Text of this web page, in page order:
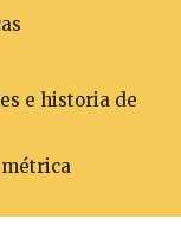
e historia de